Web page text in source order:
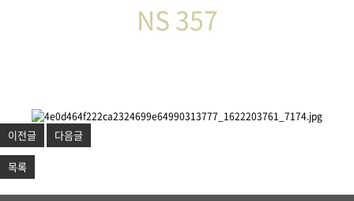
NS 357
이전글 다음글
목록